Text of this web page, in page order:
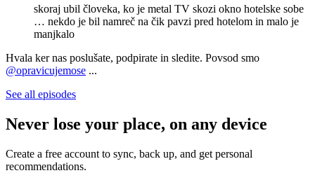
skoraj ubil človeka, ko je metal TV skozi okno hotelske sobe
… nekdo je bil namreč na čik pavzi pred hotelom in malo je
manjkalo
Hvala ker nas poslušate, podpirate in sledite. Povsod smo
@opravicujemose ...
See all episodes
Never lose your place, on any device
Create a free account to sync, back up, and get personal
recommendations.